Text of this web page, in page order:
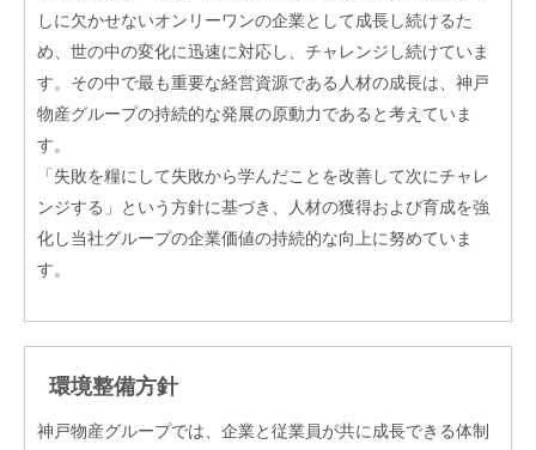
しに欠かせないオンリーワンの企業として成長し続けるた
め、世の中の変化に迅速に対応し、チャレンジし続けていま
す。その中で最も重要な経営資源である人材の成長は、神戸
物産グループの持続的な発展の原動力であると考えていま
す。
「失敗を糧にして失敗から学んだことを改善して次にチャレ
ンジする」という方針に基づき、人材の獲得および育成を強
化し当社グループの企業価値の持続的な向上に努めていま
す。
環境整備方針
神戸物産グループでは、企業と従業員が共に成長できる体制